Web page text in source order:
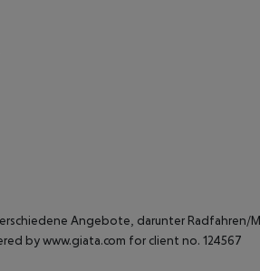
Angebote, darunter Radfahren/
by www.giata.com for client no. 124567